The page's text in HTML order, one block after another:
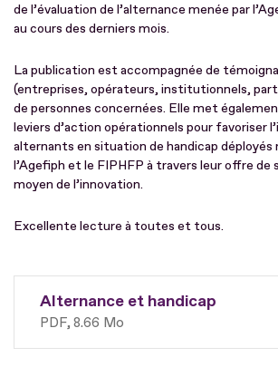
de l’évaluation de l’alternance menée par
au cours des derniers mois.
La publication est accompagnée de
(entreprises, opérateurs, institutionnels,
de personnes concernées. Elle met
leviers d’action opérationnels pour favoriser
alternants en situation de handicap
l’Agefiph et le FIPHFP à travers leur offre de
moyen de l’innovation.
Excellente lecture à toutes et tous.
Alternance et handicap
PDF 8.66 Mo